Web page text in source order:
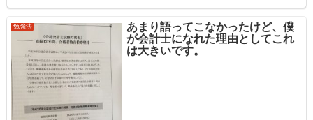
勉強法
あまり語ってこなかったけど、僕
が会計士になれた理由としてこれ
は大きいです。